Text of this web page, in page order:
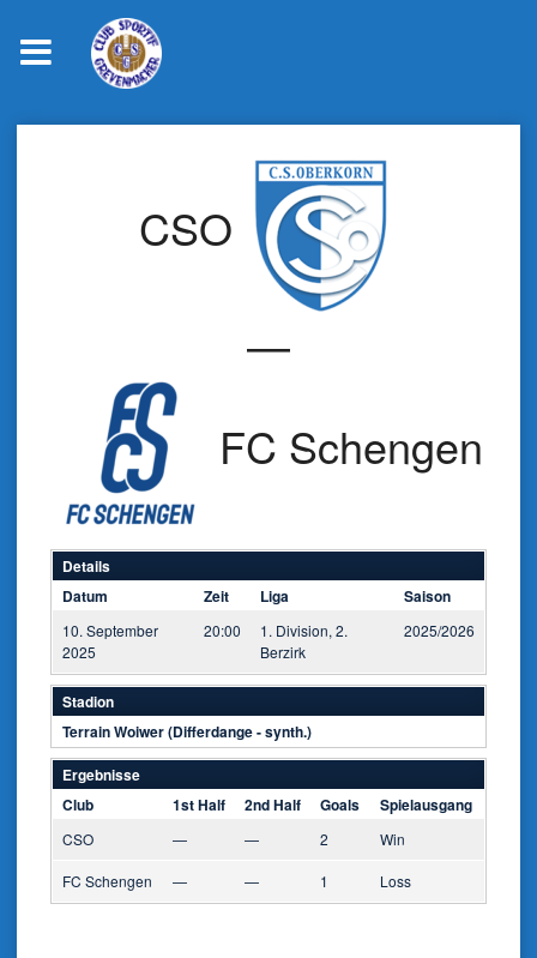
CSO
—
FC Schengen
Details
Datum
Zeit Liga Saison
10. September
2025
20:00
1. Division, 2.
Berzirk
2025/2026
Stadion
Terrain Woiwer (Differdange - synth.)
Ergebnisse
Club
1st Half 2nd Half Goals Spielausgang
CSO — — 2 Win
FC Schengen — — 1 Loss